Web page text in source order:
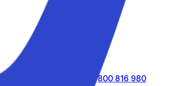
al numero verde 800 816 980